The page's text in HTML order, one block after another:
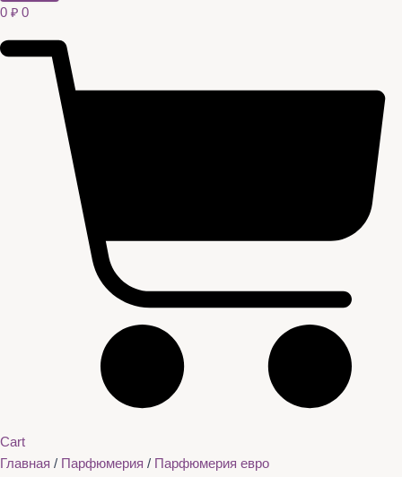
0 ₽ 0
Cart
Главная / Парфюмерия / Парфюмерия евро